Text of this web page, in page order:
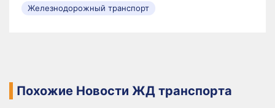
Железнодорожный транспорт
Похожие Новости ЖД транспорта